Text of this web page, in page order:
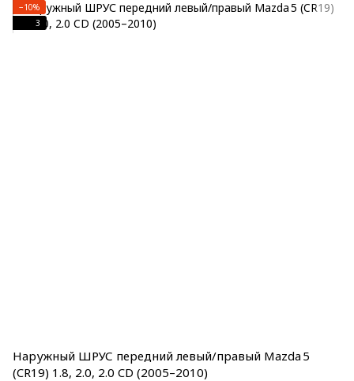
−10%
3
Наружный ШРУС передний левый/правый Mazda 5
(CR19) 1.8, 2.0, 2.0 CD (2005–2010)